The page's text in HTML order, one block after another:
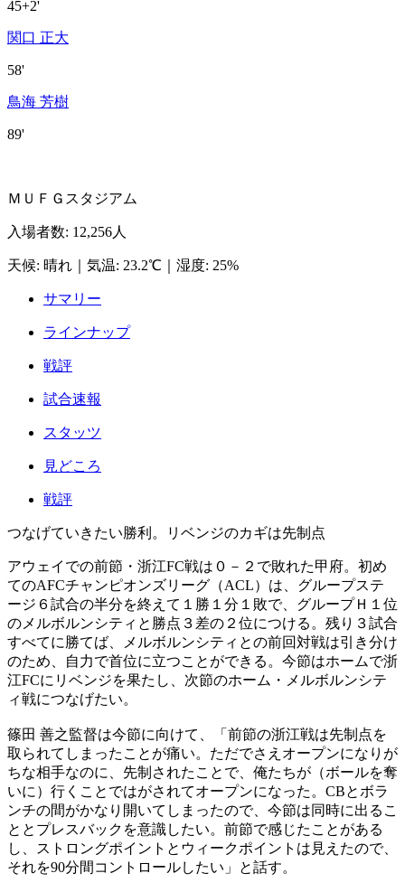
45+2'
関口 正大
58'
鳥海 芳樹
89'
ＭＵＦＧスタジアム
入場者数: 12,256人
天候: 晴れ 気温: 23.2℃ 湿度: 25%
サマリー
ラインナップ
戦評
試合速報
スタッツ
見どころ
戦評
つなげていきたい勝利。リベンジのカギは先制点
アウェイでの前節・浙江FC戦は０－２で敗れた甲府。初め
てのAFCチャンピオンズリーグ（ACL）は、グループステ
ージ６試合の半分を終えて１勝１分１敗で、グループＨ１位
のメルボルンシティと勝点３差の２位につける。残り３試合
すべてに勝てば、メルボルンシティとの前回対戦は引き分け
のため、自力で首位に立つことができる。今節はホームで浙
江FCにリベンジを果たし、次節のホーム・メルボルンシテ
ィ戦につなげたい。
篠田 善之監督は今節に向けて、「前節の浙江戦は先制点を
取られてしまったことが痛い。ただでさえオープンになりが
ちな相手なのに、先制されたことで、俺たちが（ボールを奪
いに）行くことではがされてオープンになった。CBとボラ
ンチの間がかなり開いてしまったので、今節は同時に出るこ
ととプレスバックを意識したい。前節で感じたことがある
し、ストロングポイントとウィークポイントは見えたので、
それを90分間コントロールしたい」と話す。